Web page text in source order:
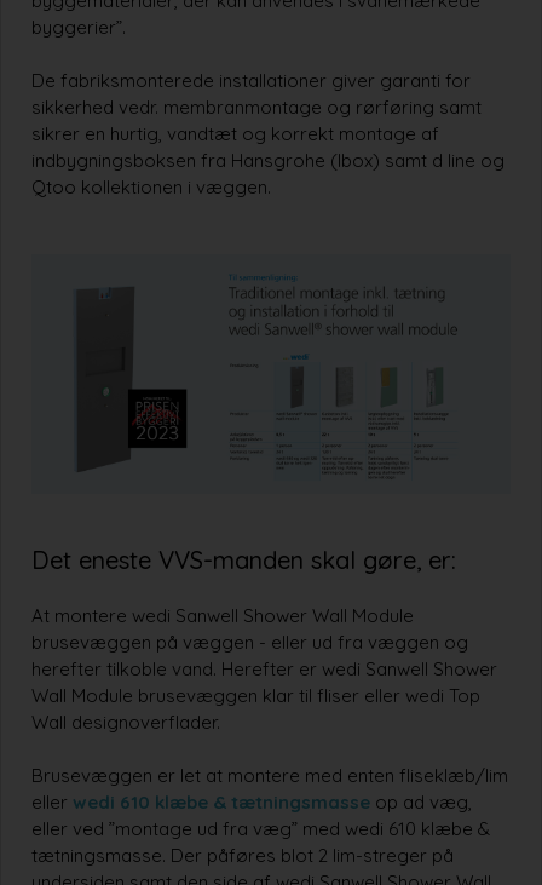
byggerier”.
De fabriksmonterede installationer giver garanti for
sikkerhed vedr. membranmontage og rørføring samt
sikrer en hurtig, vandtæt og korrekt montage af
indbygningsboksen fra Hansgrohe (Ibox) samt d line og
Qtoo kollektionen i væggen.
Det eneste VVS-manden skal gøre, er:
At montere wedi Sanwell Shower Wall Module
brusevæggen på væggen - eller ud fra væggen og
herefter tilkoble vand. Herefter er wedi Sanwell Shower
Wall Module brusevæggen klar til fliser eller wedi Top
Wall designoverflader.
Brusevæggen er let at montere med enten fliseklæb/lim
eller wedi 610 klæbe & tætningsmasse op ad væg,
eller ved ”montage ud fra væg” med wedi 610 klæbe &
tætningsmasse. Der påføres blot 2 lim-streger på